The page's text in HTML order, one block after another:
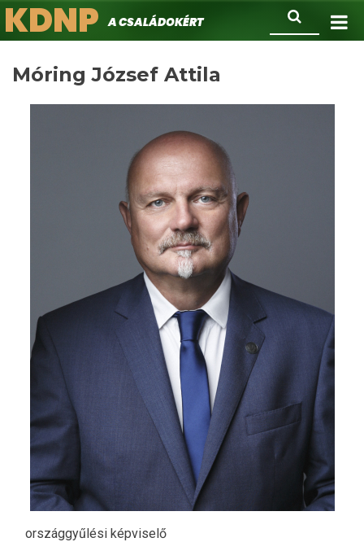
Ugrás
a
Keresés
KDNPA családokért.
Móring József Attila
országgyűlési képviselő